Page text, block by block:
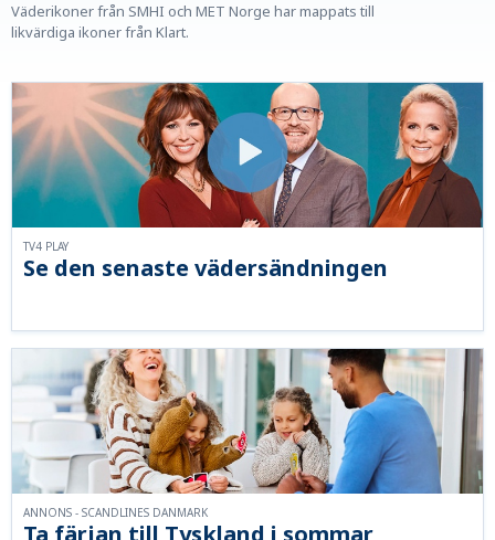
Väderikoner från SMHI och MET Norge har mappats till
likvärdiga ikoner från Klart.
Se den senaste vädersändningen
TV4 PLAY
ANNONS - SCANDLINES DANMARK